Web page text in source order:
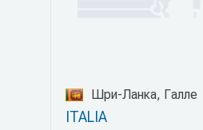
Шри-Ланка, Галле
ITALIA